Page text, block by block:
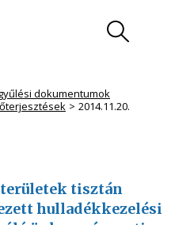
dokumentumok
2014.11.20.
tisztán
hulladékkezelési